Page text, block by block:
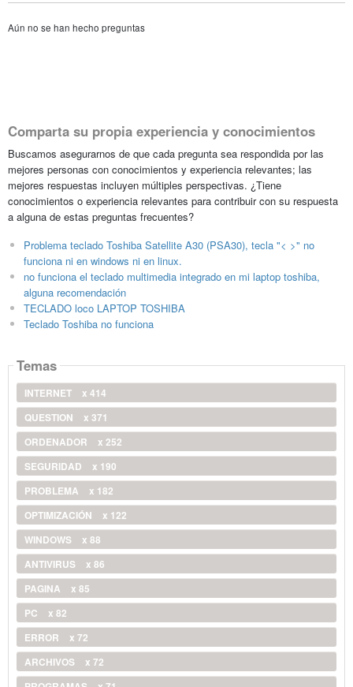
Aún no se han hecho preguntas
Comparta su propia experiencia y conocimientos
Buscamos asegurarnos de que cada pregunta sea respondida por las
mejores personas con conocimientos y experiencia relevantes; las
mejores respuestas incluyen múltiples perspectivas. ¿Tiene
conocimientos o experiencia relevantes para contribuir con su respuesta
a alguna de estas preguntas frecuentes?
Problema teclado Toshiba Satellite A30 (PSA30), tecla "< >" no
funciona ni en windows ni en linux.
no funciona el teclado multimedia integrado en mi laptop toshiba,
alguna recomendación
TECLADO loco LAPTOP TOSHIBA
Teclado Toshiba no funciona
Temas
INTERNET
x 414
QUESTION
x 371
ORDENADOR
x 252
SEGURIDAD
x 190
PROBLEMA
x 182
OPTIMIZACIÓN
x 122
WINDOWS
x 88
ANTIVIRUS
x 86
PAGINA
x 85
PC
x 82
ERROR
x 72
ARCHIVOS
x 72